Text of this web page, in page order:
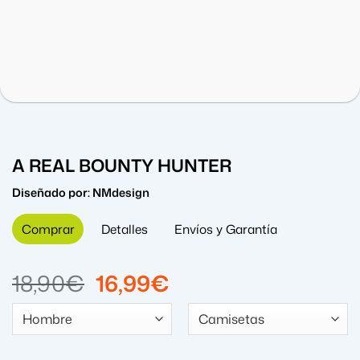
A REAL BOUNTY HUNTER
Diseñado por:NMdesign
Comprar Detalles Envíos y Garantía
18,90€ El
precio
original
16,99€
precio
actual